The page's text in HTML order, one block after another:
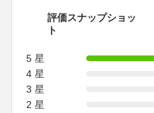
評価スナップショッ
ト
5 星
4 星
3 星
2 星